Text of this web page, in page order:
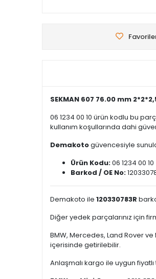
SEKMAN 607 76.00 mm
06 1234 00 10 ürün kodlu bu
kullanım koşullarında dahi
Demakotogüvencesiyle
Ürün Kodu:06 1234 00 10
Barkod / OE No:
Demakoto ile 120330783R
Diğer yedek parçalarınız için
BMW, Mercedes, Land Rover
içerisinde getirilebilir.
Anlaşmalı kargo ile uygun